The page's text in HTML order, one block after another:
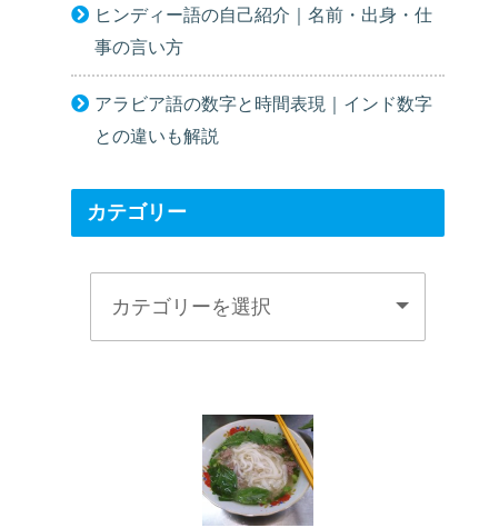
ヒンディー語の自己紹介｜名前・出身・仕
事の言い方
アラビア語の数字と時間表現｜インド数字
との違いも解説
カテゴリー